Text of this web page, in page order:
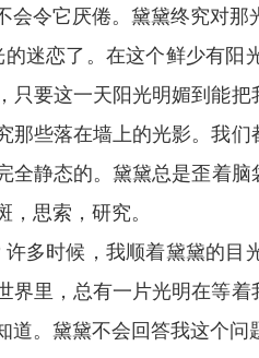
会令它厌倦。黛黛终究对
迷恋了。在这个鲜少有阳
只要这一天阳光明媚到能
那些落在墙上的光影。我
全静态的。黛黛总是歪着
，思索，研究。
多时候，我顺着黛黛的目
界里，总有一片光明在等
道。黛黛不会回答我这个问